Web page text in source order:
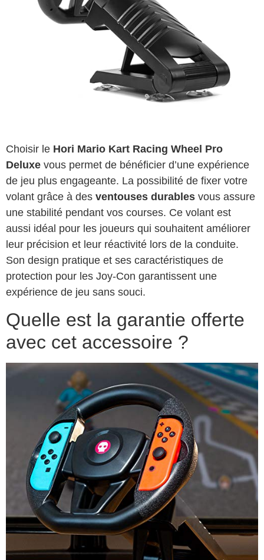
Choisir le Hori Mario Kart Racing Wheel Pro
Deluxe vous permet de bénéficier d’une expérience
de jeu plus engageante. La possibilité de fixer votre
volant grâce à des ventouses durables vous assure
une stabilité pendant vos courses. Ce volant est
aussi idéal pour les joueurs qui souhaitent améliorer
leur précision et leur réactivité lors de la conduite.
Son design pratique et ses caractéristiques de
protection pour les Joy-Con garantissent une
expérience de jeu sans souci.
Quelle est la garantie offerte
avec cet accessoire ?